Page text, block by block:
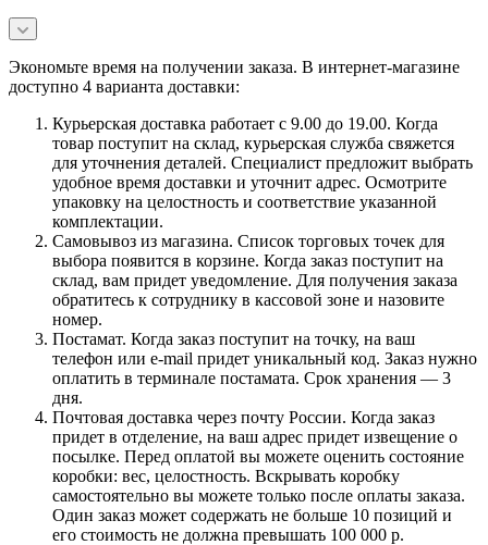
Экономьте время на получении заказа. В интернет-магазине
доступно 4 варианта доставки:
Курьерская доставка работает с 9.00 до 19.00. Когда
товар поступит на склад, курьерская служба свяжется
для уточнения деталей. Специалист предложит выбрать
удобное время доставки и уточнит адрес. Осмотрите
упаковку на целостность и соответствие указанной
комплектации.
Самовывоз из магазина. Список торговых точек для
выбора появится в корзине. Когда заказ поступит на
склад, вам придет уведомление. Для получения заказа
обратитесь к сотруднику в кассовой зоне и назовите
номер.
Постамат. Когда заказ поступит на точку, на ваш
телефон или e-mail придет уникальный код. Заказ нужно
оплатить в терминале постамата. Срок хранения — 3
дня.
Почтовая доставка через почту России. Когда заказ
придет в отделение, на ваш адрес придет извещение о
посылке. Перед оплатой вы можете оценить состояние
коробки: вес, целостность. Вскрывать коробку
самостоятельно вы можете только после оплаты заказа.
Один заказ может содержать не больше 10 позиций и
его стоимость не должна превышать 100 000 р.